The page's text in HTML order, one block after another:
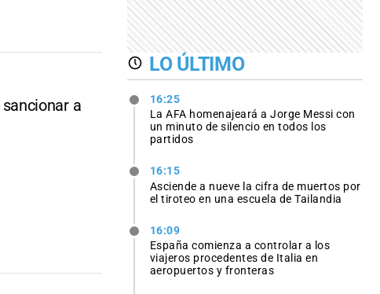
a
LO ÚLTIMO
16:25
La AFA homenajeará a Jorge Messi con
un minuto de silencio en todos los
partidos
16:15
Asciende a nueve la cifra de muertos por
el tiroteo en una escuela de Tailandia
16:09
España comienza a controlar a los
viajeros procedentes de Italia en
aeropuertos y fronteras